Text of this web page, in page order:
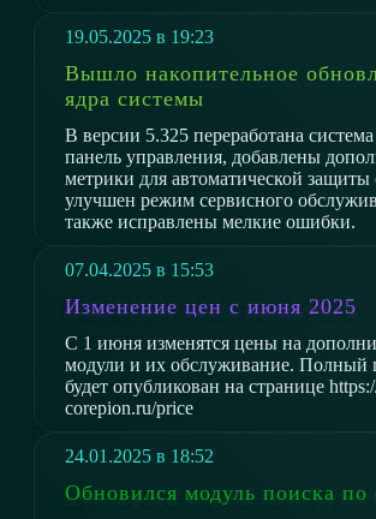
19.05.2025 в 19:23
Вышло накопительное
ядра системы
В версии 5.325 переработана система
панель управления, добавлены
метрики для автоматической защиты
улучшен режим сервисного
также исправлены мелкие ошибки.
07.04.2025 в 15:53
Изменение цен с июня 2025
С 1 июня изменятся цены на
модули и их обслуживание. Полный
будет опубликован на странице
corepion.ru/price
24.01.2025 в 18:52
Обновился модуль поиска по